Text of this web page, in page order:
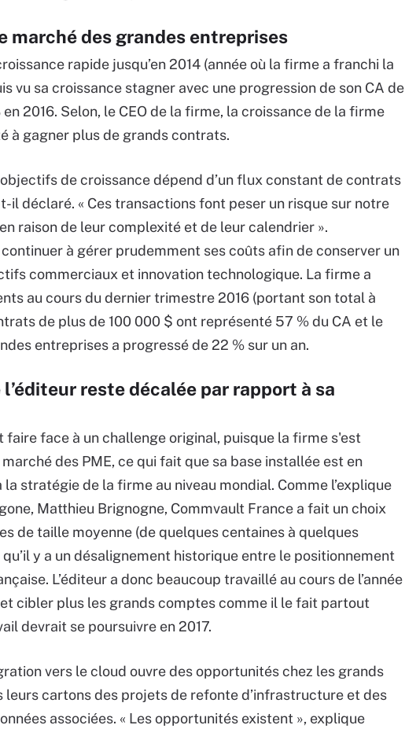
marché des grandes entreprises
rapide jusqu’en 2014 (année où la firme a franchi la
vu sa croissance stagner avec une progression de son CA de
2016. Selon, le CEO de la firme, la croissance de la firme
à gagner plus de grands contrats.
de croissance dépend d’un flux constant de contrats
il déclaré. « Ces transactions font peser un risque sur notre
raison de leur complexité et de leur calendrier ».
à gérer prudemment ses coûts afin de conserver un
commerciaux et innovation technologique. La firme a
au cours du dernier trimestre 2016 (portant son total à
de plus de 100 000 $ ont représenté 57 % du CA et le
entreprises a progressé de 22 % sur un an.
reste décalée par rapport à sa
faire face à un challenge original, puisque la firme s'est
des PME, ce qui fait que sa base installée est en
stratégie de la firme au niveau mondial. Comme l’explique
Matthieu Brignogne, Commvault France a fait un choix
de taille moyenne (de quelques centaines à quelques
y a un désalignement historique entre le positionnement
L’éditeur a donc beaucoup travaillé au cours de l’année
cibler plus les grands comptes comme il le fait partout
devrait se poursuivre en 2017.
vers le cloud ouvre des opportunités chez les grands
cartons des projets de refonte d’infrastructure et des
associées. « Les opportunités existent », explique